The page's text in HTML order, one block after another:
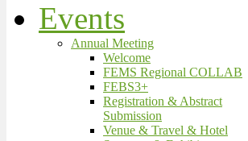
Events
Annual Meeting
Welcome
FEMS Regional COLLAB
FEBS3+
Registration & Abstract
Submission
Venue & Travel & Hotel